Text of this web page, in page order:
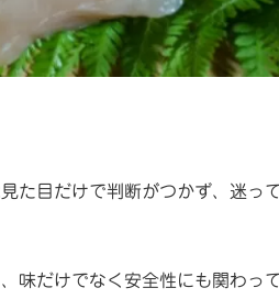
た目だけで判断がつかず、迷っ
味だけでなく安全性にも関わって